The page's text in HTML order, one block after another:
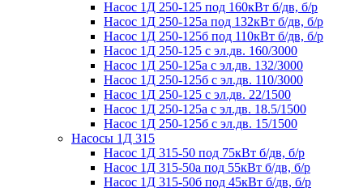
Насос 1Д 250-125 под 160кВт б/дв, б/р
Насос 1Д 250-125а под 132кВт б/дв, б/р
Насос 1Д 250-125б под 110кВт б/дв, б/р
Насос 1Д 250-125 с эл.дв. 160/3000
Насос 1Д 250-125а с эл.дв. 132/3000
Насос 1Д 250-125б с эл.дв. 110/3000
Насос 1Д 250-125 с эл.дв. 22/1500
Насос 1Д 250-125а с эл.дв. 18.5/1500
Насос 1Д 250-125б с эл.дв. 15/1500
Насосы 1Д 315
Насос 1Д 315-50 под 75кВт б/дв, б/р
Насос 1Д 315-50а под 55кВт б/дв, б/р
Насос 1Д 315-50б под 45кВт б/дв, б/р